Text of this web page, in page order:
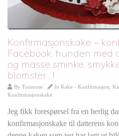
Konfirmasjonskake –
Facebook, hunden med
og masse sminke,
blomster…!
By Tonerose In Kake - Konfirmasjon
Konfirmasjonskake
Jeg fikk forespørsel fra en herlig
konfirmasjonskake til datterens